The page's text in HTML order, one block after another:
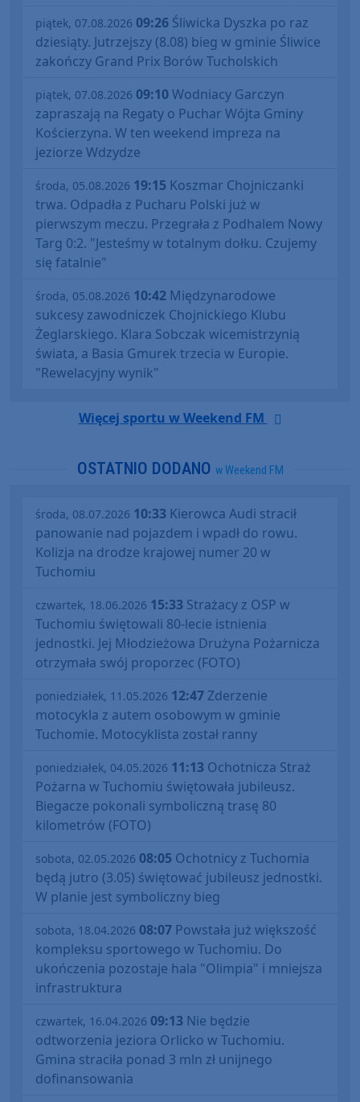
piątek, 07.08.2026 09:26 Śliwicka Dyszka po raz
dziesiąty. Jutrzejszy (8.08) bieg w gminie Śliwice
zakończy Grand Prix Borów Tucholskich
piątek, 07.08.2026 09:10Wodniacy Garczyn
zapraszają na Regaty o Puchar Wójta Gminy
Kościerzyna. W ten weekend impreza na
jeziorze Wdzydze
środa, 05.08.2026 19:15 Koszmar Chojniczanki
trwa. Odpadła z Pucharu Polski już w
pierwszym meczu. Przegrała z Podhalem Nowy
Targ 0:2. "Jesteśmy w totalnym dołku. Czujemy
się fatalnie"
środa, 05.08.2026 10:42 Międzynarodowe
sukcesy zawodniczek Chojnickiego Klubu
Żeglarskiego. Klara Sobczak wicemistrzynią
świata, a Basia Gmurek trzecia w Europie.
"Rewelacyjny wynik"
Więcej sportu w Weekend FM
OSTATNIO DODANO w Weekend FM
środa, 08.07.2026 10:33 Kierowca Audi stracił
panowanie nad pojazdem i wpadł do rowu.
Kolizja na drodze krajowej numer 20 w
Tuchomiu
czwartek, 18.06.2026 15:33 Strażacy z OSP w
Tuchomiu świętowali 80-lecie istnienia
jednostki. Jej Młodzieżowa Drużyna Pożarnicza
otrzymała swój proporzec (FOTO)
poniedziałek, 11.05.2026 12:47 Zderzenie
motocykla z autem osobowym w gminie
Tuchomie. Motocyklista został ranny
poniedziałek, 04.05.2026 11:13 Ochotnicza Straż
Pożarna w Tuchomiu świętowała jubileusz.
Biegacze pokonali symboliczną trasę 80
kilometrów (FOTO)
sobota, 02.05.2026 08:05 Ochotnicy z Tuchomia
będą jutro (3.05) świętować jubileusz jednostki.
W planie jest symboliczny bieg
sobota, 18.04.2026 08:07 Powstała już większość
kompleksu sportowego w Tuchomiu. Do
ukończenia pozostaje hala "Olimpia" i mniejsza
infrastruktura
czwartek, 16.04.2026 09:13 Nie będzie
odtworzenia jeziora Orlicko w Tuchomiu.
Gmina straciła ponad 3 mln zł unijnego
dofinansowania